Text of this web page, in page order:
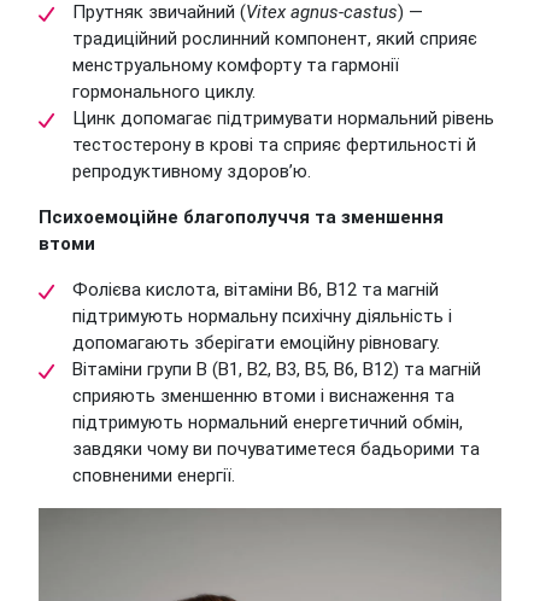
Прутняк звичайний (Vitex agnus-castus) —
традиційний рослинний компонент, який сприяє
менструальному комфорту та гармонії
гормонального циклу.
Цинк допомагає підтримувати нормальний рівень
тестостерону в крові та сприяє фертильності й
репродуктивному здоров’ю.
Психоемоційне благополуччя та зменшення
втоми
Фолієва кислота, вітаміни B6, B12 та магній
підтримують нормальну психічну діяльність і
допомагають зберігати емоційну рівновагу.
Вітаміни групи B (B1, B2, B3, B5, B6, B12) та магній
сприяють зменшенню втоми і виснаження та
підтримують нормальний енергетичний обмін,
завдяки чому ви почуватиметеся бадьорими та
сповненими енергії.